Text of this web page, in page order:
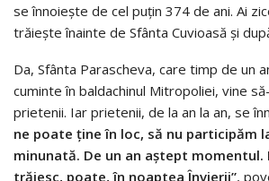
se înnoiește de cel puțin 374 de ani. Ai
trăiește înainte de Sfânta Cuvioasă și
Da, Sfânta Parascheva, care timp de un
cuminte în baldachinul Mitropoliei, vine
prietenii. Iar prietenii, de la an la an, se
ne poate ține în loc, să nu participăm
minunată. De un an aștept momentul.
trăiesc, poate, în noaptea Învierii”,